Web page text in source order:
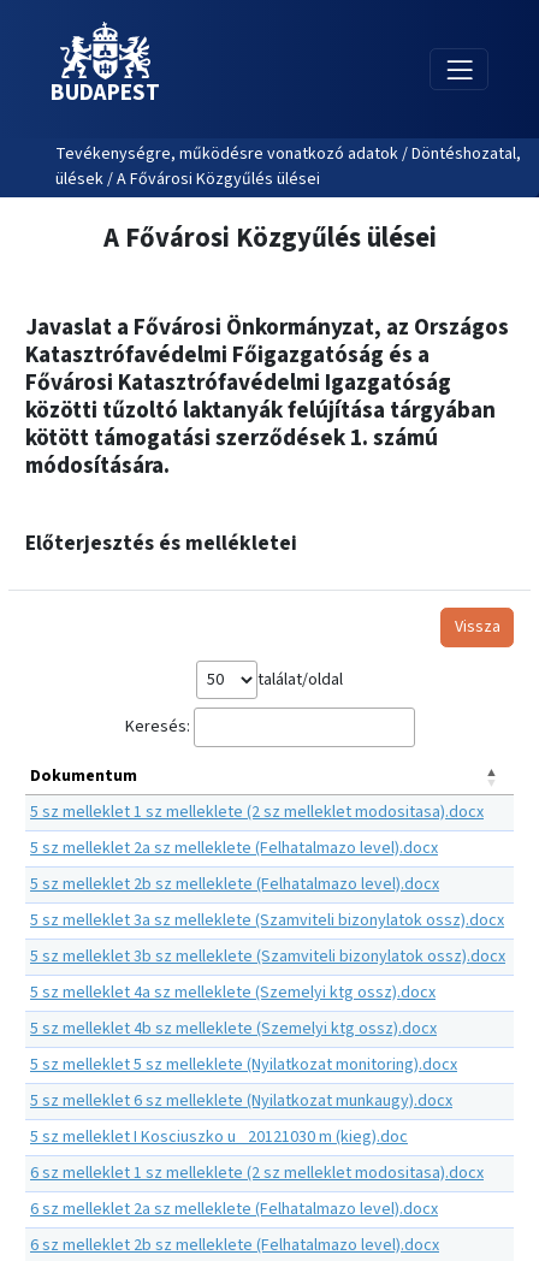
BUDAPEST
Tevékenységre, működésre vonatkozó adatok / Döntéshozatal,
ülések / A Fővárosi Közgyűlés ülései
A Fővárosi Közgyűlés ülései
Javaslat a Fővárosi Önkormányzat, az Országos
Katasztrófavédelmi Főigazgatóság és a
Fővárosi Katasztrófavédelmi Igazgatóság
közötti tűzoltó laktanyák felújítása tárgyában
kötött támogatási szerződések 1. számú
módosítására.
Előterjesztés és mellékletei
Vissza
találat/oldal
Keresés:
Dokumentum
5 sz melleklet 1 sz melleklete (2 sz melleklet modositasa).docx
5 sz melleklet 2a sz melleklete (Felhatalmazo level).docx
5 sz melleklet 2b sz melleklete (Felhatalmazo level).docx
5 sz melleklet 3a sz melleklete (Szamviteli bizonylatok ossz).docx
5 sz melleklet 3b sz melleklete (Szamviteli bizonylatok ossz).docx
5 sz melleklet 4a sz melleklete (Szemelyi ktg ossz).docx
5 sz melleklet 4b sz melleklete (Szemelyi ktg ossz).docx
5 sz melleklet 5 sz melleklete (Nyilatkozat monitoring).docx
5 sz melleklet 6 sz melleklete (Nyilatkozat munkaugy).docx
5 sz melleklet I Kosciuszko u_ 20121030 m (kieg).doc
6 sz melleklet 1 sz melleklete (2 sz melleklet modositasa).docx
6 sz melleklet 2a sz melleklete (Felhatalmazo level).docx
6 sz melleklet 2b sz melleklete (Felhatalmazo level).docx